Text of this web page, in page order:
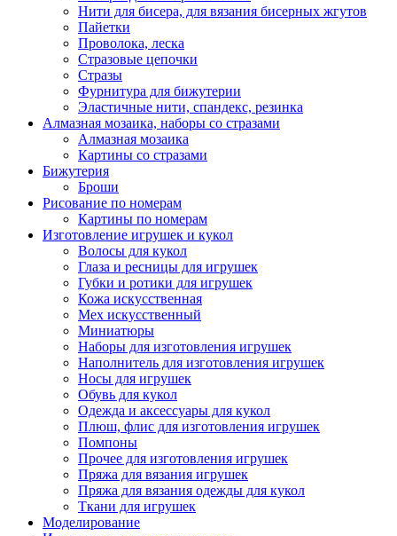
Нити для бисера, для вязания бисерных жгутов
Пайетки
Проволока, леска
Стразовые цепочки
Стразы
Фурнитура для бижутерии
Эластичные нити, спандекс, резинка
Алмазная мозаика, наборы со стразами
Алмазная мозаика
Картины co стразами
Бижутерия
Броши
Рисование по номерам
Картины по номерам
Изготовление игрушек и кукол
Волосы для кукол
Глаза и ресницы для игрушек
Губки и ротики для игрушек
Кожа искусственная
Мех искусственный
Миниатюры
Наборы для изготовления игрушек
Наполнитель для изготовления игрушек
Носы для игрушек
Обувь для кукол
Одежда и аксессуары для кукол
Плюш, флис для изготовления игрушек
Помпоны
Прочее для изготовления игрушек
Пряжа для вязания игрушек
Пряжа для вязания одежды для кукол
Ткани для игрушек
Моделирование